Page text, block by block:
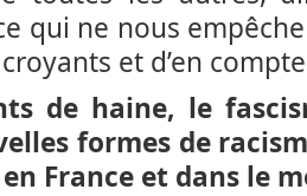
qui ne nous
et d’en
de haine, le
formes de
France et dans le